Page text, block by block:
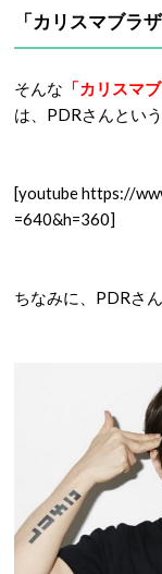
「カリスマブラ
そんな 「カリスマ
は、PDRさんとい
[youtube https://
=640&h=360]
ちなみに、PDRさ